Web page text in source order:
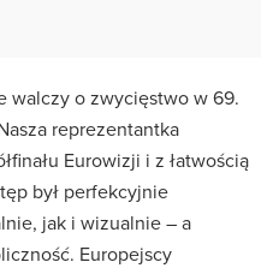
walczy o zwycięstwo w 69.
reprezentantka
Eurowizji i z łatwością
był perfekcyjnie
jak i wizualnie – a
Europejscy